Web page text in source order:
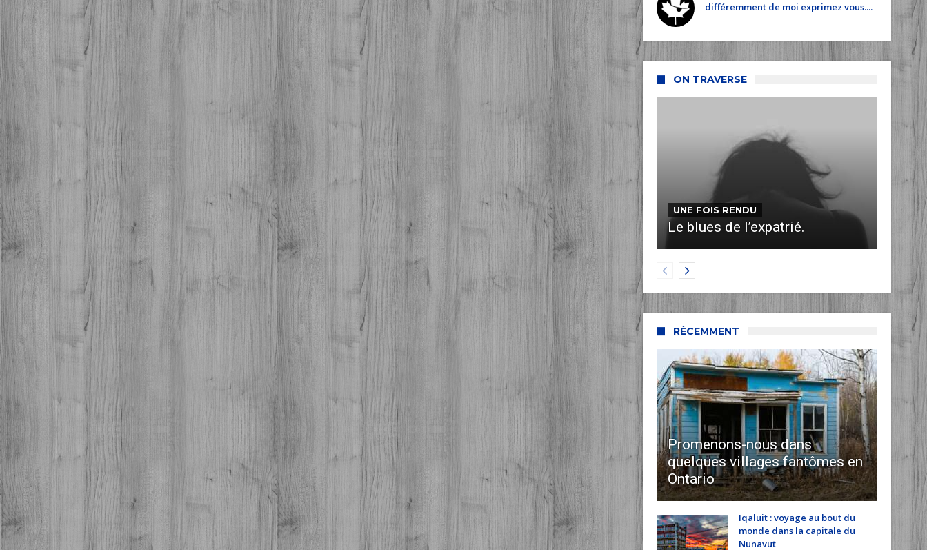
différemment de moi exprimez vous....
ON TRAVERSE
UNE FOIS RENDU
Le blues de l’expatrié.
RÉCEMMENT
Promenons-nous dans
quelques villages fantômes en
Ontario
Iqaluit : voyage au bout du
monde dans la capitale du
Nunavut